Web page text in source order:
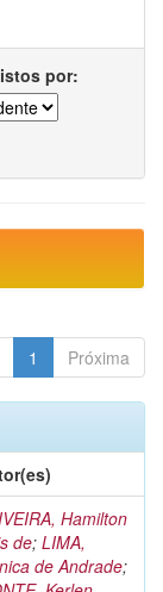
por:
1 Próxima
Hamilton
de; LIMA,
de Andrade;